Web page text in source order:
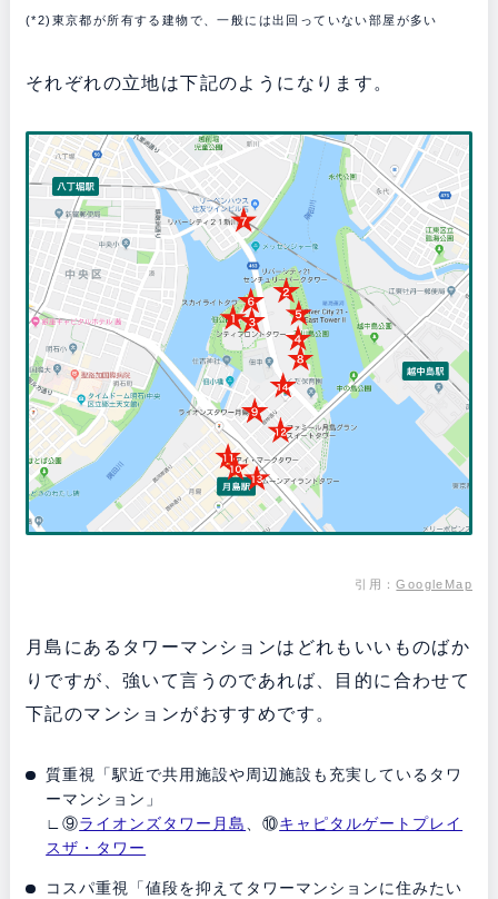
(*2)東京都が所有する建物で、一般には出回っていない部屋が多い
それぞれの立地は下記のようになります。
引用：GoogleMap
月島にあるタワーマンションはどれもいいものばか
りですが、強いて言うのであれば、目的に合わせて
下記のマンションがおすすめです。
質重視「駅近で共用施設や周辺施設も充実しているタワ
ーマンション」
∟⑨ライオンズタワー月島 、⑩キャピタルゲートプレイ
スザ・タワー
コスパ重視「値段を抑えてタワーマンションに住みたい